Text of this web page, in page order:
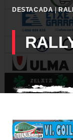
DESTACADA |